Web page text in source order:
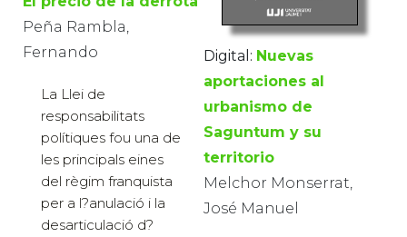
Peña Rambla,
Fernando
La Llei de
responsabilitats
polítiques fou una de
les principals eines
del règim franquista
per a l?anulació i la
desarticulació d?
Digital: Nuevas
aportaciones al
urbanismo de
Saguntum y su
territorio
Melchor Monserrat,
José Manuel